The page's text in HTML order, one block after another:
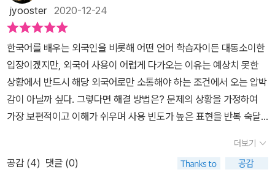
jyooster2020-12-24
한국어를 배우는 외국인을 비롯해 어떤 언어 학습자이든 대동소이한
입장이겠지만, 외국어 사용이 어렵게 다가오는 이유는 예상치 못한
상황에서 반드시 해당 외국어로만 소통해야 하는 조건에서 오는 압박
감이 아닐까 싶다. 그렇다면 해결 방법은? 문제의 상황을 가정하여
가장 보편적이고 이해가 쉬우며 사용 빈도가 높은 표현을 반복 숙달
사말에 자동 반사되는 I’m fine and you? 처럼 공교육을 받은 한국
인이면 누구나 기본으로 장착한 강력한 매크로 기능을 들 수 있겠다.
더보기
공감 (4) 댓글 (0)